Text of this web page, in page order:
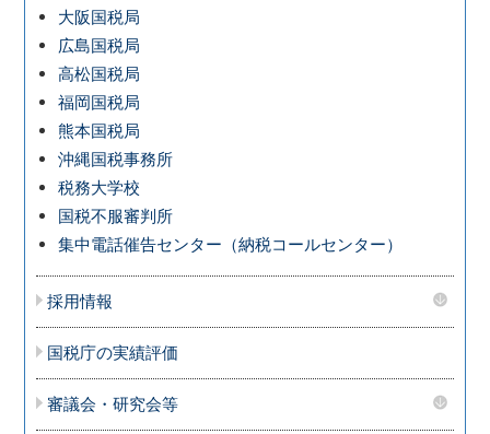
大阪国税局
広島国税局
高松国税局
福岡国税局
熊本国税局
沖縄国税事務所
税務大学校
国税不服審判所
集中電話催告センター（納税コールセンター）
採用情報
国税庁の実績評価
審議会・研究会等